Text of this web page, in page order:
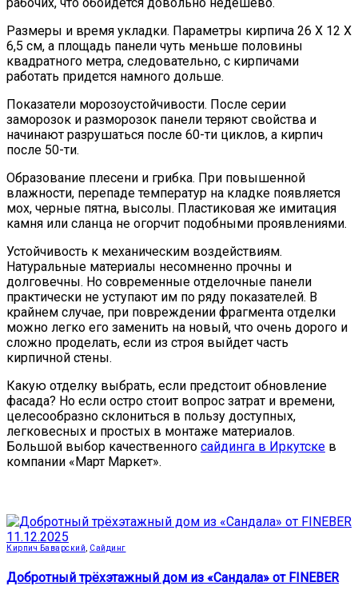
Размеры и время укладки. Параметры кирпича 26 Х 12 Х
6,5 см, а площадь панели чуть меньше половины
квадратного метра, следовательно, с кирпичами
работать придется намного дольше.
Показатели морозоустойчивости. После серии
заморозок и разморозок панели теряют свойства и
начинают разрушаться после 60-ти циклов, а кирпич
после 50-ти.
Образование плесени и грибка. При повышенной
влажности, перепаде температур на кладке появляется
мох, черные пятна, высолы. Пластиковая же имитация
камня или сланца не огорчит подобными проявлениями.
Устойчивость к механическим воздействиям.
Натуральные материалы несомненно прочны и
долговечны. Но современные отделочные панели
практически не уступают им по ряду показателей. В
крайнем случае, при повреждении фрагмента отделки
можно легко его заменить на новый, что очень дорого и
сложно проделать, если из строя выйдет часть
кирпичной стены.
Какую отделку выбрать, если предстоит обновление
фасада? Но если остро стоит вопрос затрат и времени,
целесообразно склониться в пользу доступных,
легковесных и простых в монтаже материалов.
Большой выбор качественного сайдинга в Иркутске в
компании «Март Маркет».
11.12.2025
Кирпич Баварский, Сайдинг
Добротный трёхэтажный дом из «Сандала» от FINEBER